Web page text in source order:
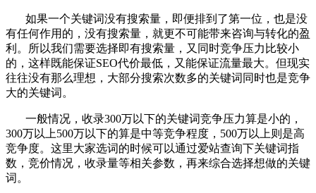
如果一个关键词没有搜索量，即便排到了第一位，也是没
有任何作用的，没有搜索量，就更不可能带来咨询与转化的盈
利。所以我们需要选择即有搜索量，又同时竞争压力比较小
的，这样既能保证SEO代价最低，又能保证流量最大。但现实
往往没有那么理想，大部分搜索次数多的关键词同时也是竞争
大的关键词。
一般情况，收录300万以下的关键词竞争压力算是小的，
300万以上500万以下的算是中等竞争程度，500万以上则是高
竞争度。这里大家选词的时候可以通过爱站查询下关键词指
数，竞价情况，收录量等相关参数，再来综合选择想做的关键
词。